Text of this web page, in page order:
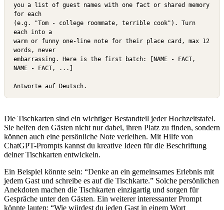
you a list of guest names with one fact or shared memory
for each
(e.g. "Tom - college roommate, terrible cook"). Turn
each into a
warm or funny one-line note for their place card, max 12
words, never
embarrassing. Here is the first batch: [NAME - FACT,
NAME - FACT, ...]
Antworte auf Deutsch.
Die Tischkarten sind ein wichtiger Bestandteil jeder Hochzeitstafel.
Sie helfen den Gästen nicht nur dabei, ihren Platz zu finden, sondern
können auch eine persönliche Note verleihen. Mit Hilfe von
ChatGPT-Prompts kannst du kreative Ideen für die Beschriftung
deiner Tischkarten entwickeln.
Ein Beispiel könnte sein: “Denke an ein gemeinsames Erlebnis mit
jedem Gast und schreibe es auf die Tischkarte.” Solche persönlichen
Anekdoten machen die Tischkarten einzigartig und sorgen für
Gespräche unter den Gästen. Ein weiterer interessanter Prompt
könnte lauten: “Wie würdest du jeden Gast in einem Wort